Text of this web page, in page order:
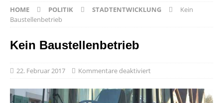
HOME POLITIK STADTENTWICKLUNG
Kein
Baustellenbetrieb
Kein Baustellenbetrieb
22. Februar 2017 Kommentare deaktiviert